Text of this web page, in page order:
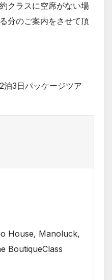
クラスに空席がない場
分のご案内をさせて頂
泊3日パッケージツア
House, Manoluck,
BoutiqueClass